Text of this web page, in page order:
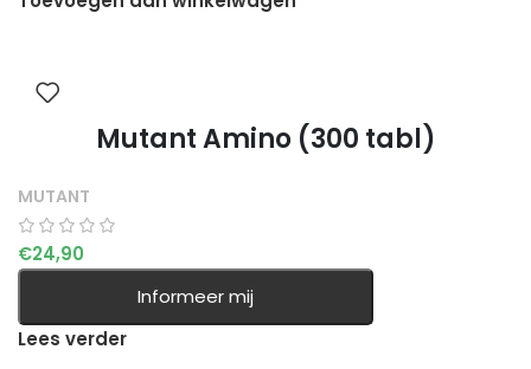
Mutant Amino (300 tabl)
MUTANT
€24,90
Informeer mij
Lees verder